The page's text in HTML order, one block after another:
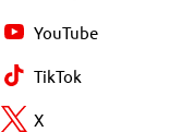
YouTube
TikTok
X